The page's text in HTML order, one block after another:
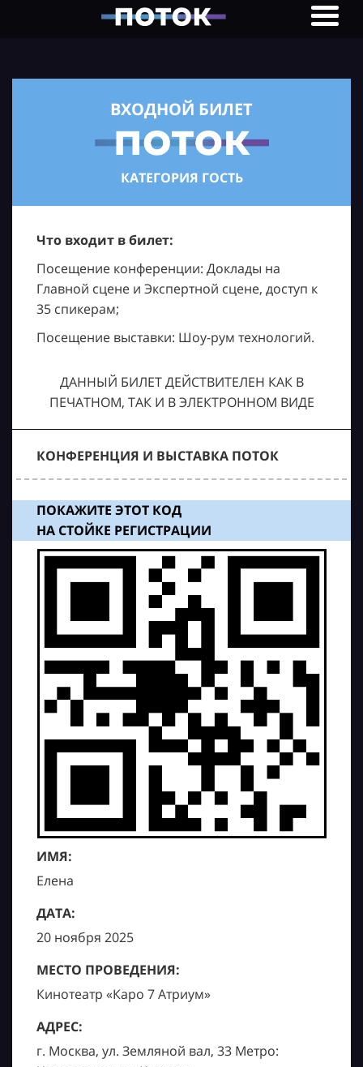
ВХОДНОЙ БИЛЕТ
КАТЕГОРИЯ ГОСТЬ
Что входит в билет:
Посещение конференции: Доклады на
Главной сцене и Экспертной сцене, доступ к
35 спикерам;
Посещение выставки: Шоу-рум технологий.
ДАННЫЙ БИЛЕТ ДЕЙСТВИТЕЛЕН КАК В
ПЕЧАТНОМ, ТАК И В ЭЛЕКТРОННОМ ВИДЕ
КОНФЕРЕНЦИЯ И ВЫСТАВКА ПОТОК
ПОКАЖИТЕ ЭТОТ КОД
НА СТОЙКЕ РЕГИСТРАЦИИ
ИМЯ:
Елена
ДАТА:
20 ноября 2025
МЕСТО ПРОВЕДЕНИЯ:
Кинотеатр «Каро 7 Атриум»
АДРЕС:
г. Москва, ул. Земляной вал, 33 Метро: